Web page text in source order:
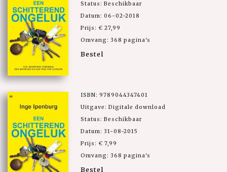
Status: Beschikbaar
Datum: 06-02-2018
Prijs: € 27,99
Omvang: 368 pagina's
Bestel
ISBN: 9789044347401
Uitgave: Digitale download
Status: Beschikbaar
Datum: 31-08-2015
Prijs: € 7,99
Omvang: 368 pagina's
Bestel